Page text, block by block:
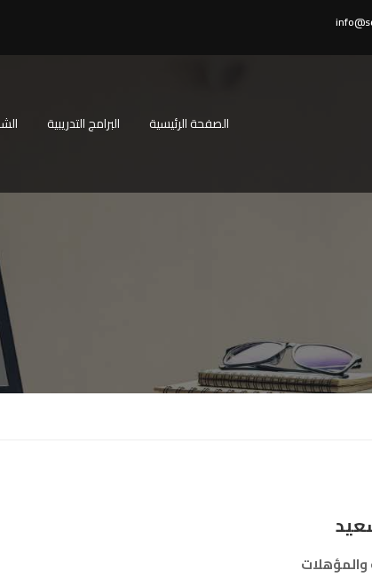
الصفحة الرئيسية البرامج التدريبية